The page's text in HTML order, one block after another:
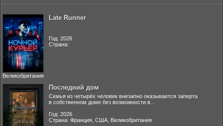
Late Runner
Год: 2026
Страна:
Великобритания
Последний дом
Семья из четырёх человек внезапно оказывается заперта
в собственном доме без возможности в...
Год: 2026
Страна: Франция, США, Великобритания